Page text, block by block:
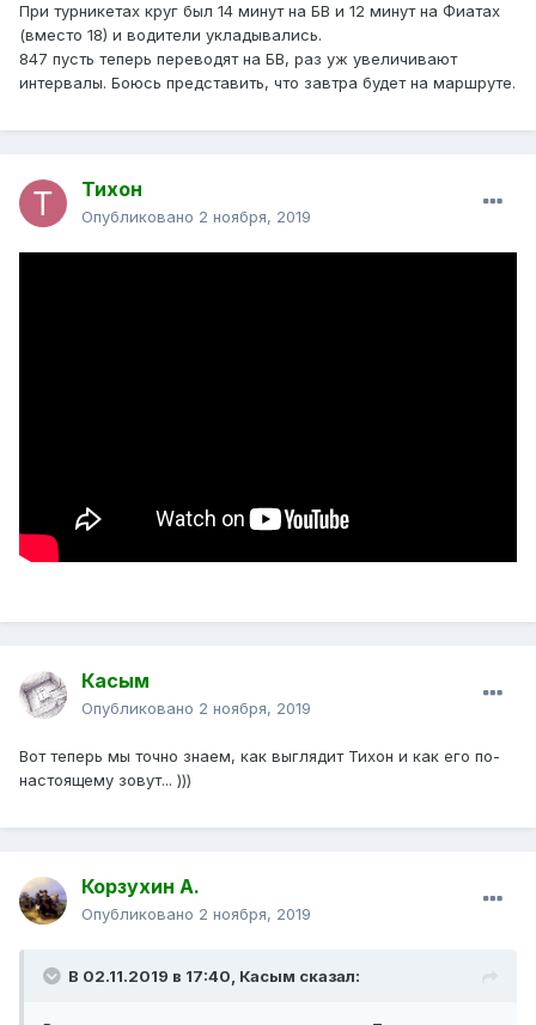
При турникетах круг был 14 минут на БВ и 12 минут на Фиатах
(вместо 18) и водители укладывались.
847 пусть теперь переводят на БВ, раз уж увеличивают
интервалы. Боюсь представить, что завтра будет на маршруте.
Тихон
Опубликовано 2 ноября, 2019
Касым
Опубликовано 2 ноября, 2019
Вот теперь мы точно знаем, как выглядит Тихон и как его по-
настоящему зовут... )))
Корзухин А.
Опубликовано 2 ноября, 2019
В 02.11.2019 в 17:40, Касым сказал: